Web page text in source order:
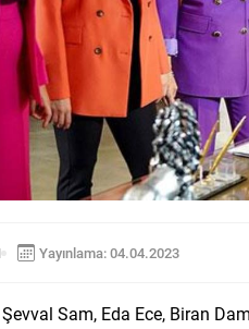
Yayınlama: 04.04.2023
Sam, Eda Ece, Biran